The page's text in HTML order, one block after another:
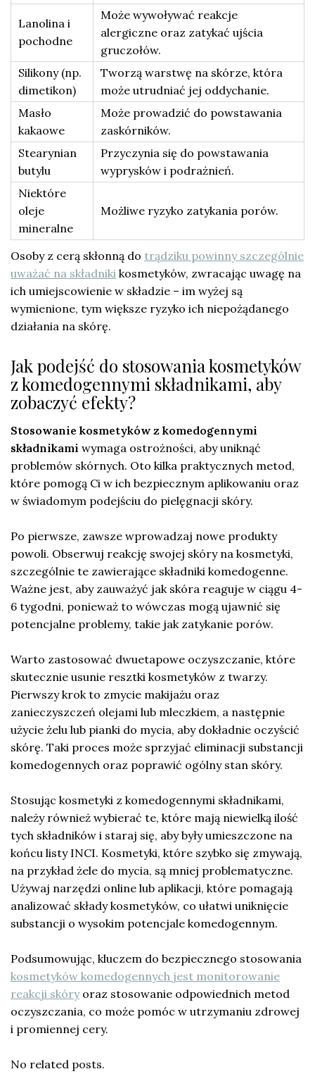
Lanolina i
pochodne
Może wywoływać reakcje
alergiczne oraz zatykać ujścia
gruczołów.
Silikony (np.
dimetikon)
Tworzą warstwę na skórze, która
może utrudniać jej oddychanie.
Masło
kakaowe
Może prowadzić do powstawania
zaskórników.
Stearynian
butylu
Przyczynia się do powstawania
wyprysków i podrażnień.
Niektóre
oleje
mineralne
Możliwe ryzyko zatykania porów.
Osoby z cerą skłonną do trądziku powinny szczególnie
uważać na składniki kosmetyków, zwracając uwagę na
ich umiejscowienie w składzie – im wyżej są
wymienione, tym większe ryzyko ich niepożądanego
działania na skórę.
Jak podejść do stosowania kosmetyków
z komedogennymi składnikami, aby
zobaczyć efekty?
Stosowanie kosmetyków z komedogennymi
składnikami wymaga ostrożności, aby uniknąć
problemów skórnych. Oto kilka praktycznych metod,
które pomogą Ci w ich bezpiecznym aplikowaniu oraz
w świadomym podejściu do pielęgnacji skóry.
Po pierwsze, zawsze wprowadzaj nowe produkty
powoli. Obserwuj reakcję swojej skóry na kosmetyki,
szczególnie te zawierające składniki komedogenne.
Ważne jest, aby zauważyć jak skóra reaguje w ciągu 4-
6 tygodni, ponieważ to wówczas mogą ujawnić się
potencjalne problemy, takie jak zatykanie porów.
Warto zastosować dwuetapowe oczyszczanie, które
skutecznie usunie resztki kosmetyków z twarzy.
Pierwszy krok to zmycie makijażu oraz
zanieczyszczeń olejami lub mleczkiem, a następnie
użycie żelu lub pianki do mycia, aby dokładnie oczyścić
skórę. Taki proces może sprzyjać eliminacji substancji
komedogennych oraz poprawić ogólny stan skóry.
Stosując kosmetyki z komedogennymi składnikami,
należy również wybierać te, które mają niewielką ilość
tych składników i staraj się, aby były umieszczone na
końcu listy INCI. Kosmetyki, które szybko się zmywają,
na przykład żele do mycia, są mniej problematyczne.
Używaj narzędzi online lub aplikacji, które pomagają
analizować składy kosmetyków, co ułatwi uniknięcie
substancji o wysokim potencjale komedogennym.
Podsumowując, kluczem do bezpiecznego stosowania
kosmetyków komedogennych jest monitorowanie
reakcji skóryoraz stosowanie odpowiednich metod
oczyszczania, co może pomóc w utrzymaniu zdrowej
i promiennej cery.
No related posts.